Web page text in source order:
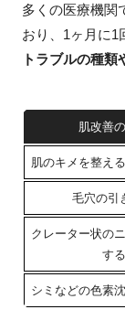
多くの医療機関
おり、1ヶ月に1
トラブルの種
肌改善
肌のキメを整え
毛穴の引
クレーター状の
する
シミなどの色素